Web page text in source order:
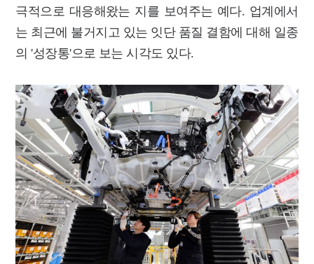
극적으로 대응해왔는 지를 보여주는 예다. 업계에서
는 최근에 불거지고 있는 잇단 품질 결함에 대해 일종
의 '성장통'으로 보는 시각도 있다.